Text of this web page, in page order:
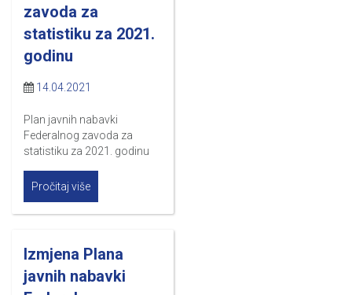
zavoda za
statistiku za 2021.
godinu
14.04.2021
Plan javnih nabavki
Federalnog zavoda za
statistiku za 2021. godinu
Pročitaj više
Izmjena Plana
javnih nabavki